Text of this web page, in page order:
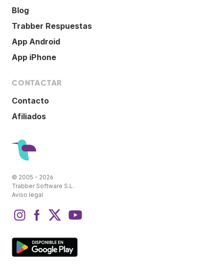
Blog
Trabber Respuestas
App Android
App iPhone
CONTACTAR
Contacto
Afiliados
© 2005 - 2026
Trabber Software S.L.
Aviso legal